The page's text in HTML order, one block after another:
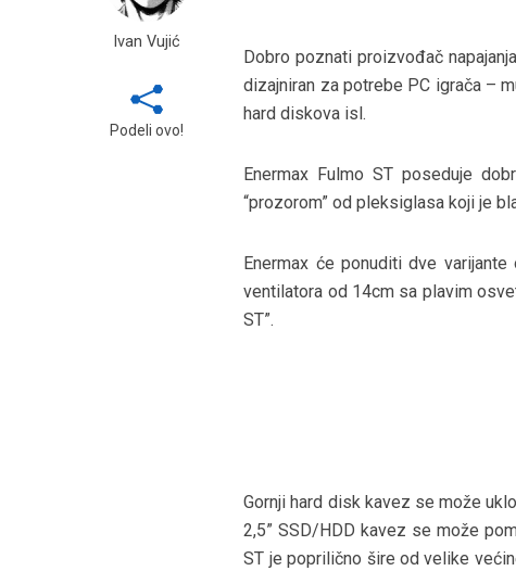
Ivan Vujić
Podeli ovo!
Dobro poznati proizvođač napajanja
dizajniran za potrebe PC igrača –
hard diskova isl.
Enermax Fulmo ST poseduje
“prozorom” od pleksiglasa koji je
Enermax će ponuditi dve
ventilatora od 14cm sa plavim
ST”.
Gornji hard disk kavez se može
2,5” SSD/HDD kavez se može
ST je poprilično šire od velike